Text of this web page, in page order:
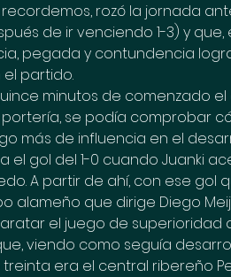
rozó la jornada
de ir venciendo 1-3) y
pegada y contundencia
partido.
minutos de comenzado
se podía comprobar
más de influencia en el
el gol del 1-0 cuando Juanki
A partir de ahí, con ese gol
alameño que dirige Diego
el juego de superioridad
viendo como seguía
era el central ribereño